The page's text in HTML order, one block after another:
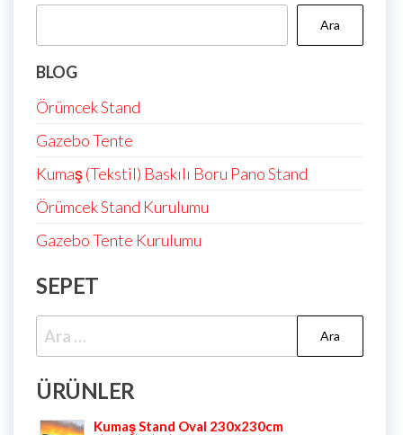
Ara
BLOG
Örümcek Stand
Gazebo Tente
Kumaş (Tekstil) Baskılı Boru Pano Stand
Örümcek Stand Kurulumu
Gazebo Tente Kurulumu
SEPET
ÜRÜNLER
Kumaş Stand Oval 230x230cm